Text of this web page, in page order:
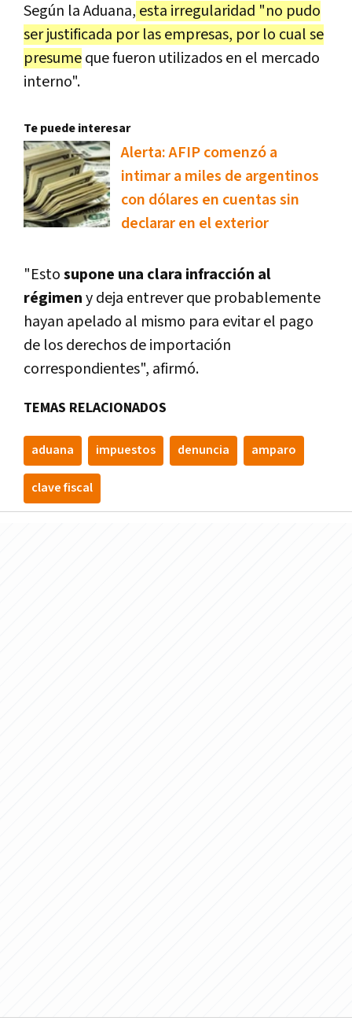
Según la Aduana, esta irregularidad "no pudo
ser justificada por las empresas, por lo cual se
presumeque fueron utilizados en el mercado
interno".
Te puede interesar
Alerta: AFIP comenzó a
intimar a miles de argentinos
con dólares en cuentas sin
declarar en el exterior
"Estosupone una clara infracción al
régimeny deja entrever que probablemente
hayan apelado al mismo para evitar el pago
de los derechos de importación
correspondientes", afirmó.
TEMAS RELACIONADOS
aduana impuestos denuncia amparo
clave fiscal